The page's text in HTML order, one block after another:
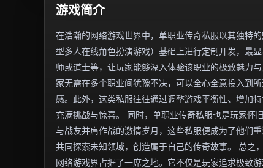
游戏简介
在浩瀚的网络游戏世界中，单职业传奇私服以其独特
型多人在线角色扮演游戏）基础上进行定制开发，最
师或道士等，让玩家能够深入体验该职业的极致魅力
家无需在多个职业间犹豫不决，可以全心全意投入到
感。此外，这类私服往往通过调整游戏平衡性、增加
充满挑战与惊喜。 同时，单职业传奇私服也是玩家怀
与战友并肩作战的激情岁月，这些私服便成为了他们
共同探索未知领域，创造属于自己的传奇故事。 总之
网络游戏界占据了一席之地。它不仅是玩家追求极致